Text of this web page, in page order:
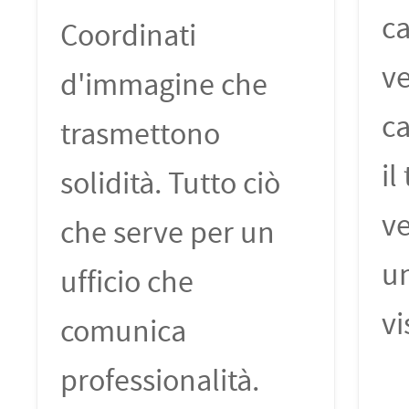
Coordinati
d'immagine che
trasmettono
solidità. Tutto ciò
che serve per un
ufficio che
comunica
professionalità.
il